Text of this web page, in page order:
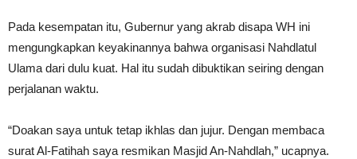
Pada kesempatan itu, Gubernur yang akrab disapa WH ini
mengungkapkan keyakinannya bahwa organisasi Nahdlatul
Ulama dari dulu kuat. Hal itu sudah dibuktikan seiring dengan
perjalanan waktu.
“Doakan saya untuk tetap ikhlas dan jujur. Dengan membaca
surat Al-Fatihah saya resmikan Masjid An-Nahdlah,” ucapnya.